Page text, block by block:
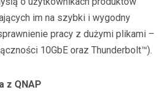
im na szybki i wygodny
pracy z dużymi plikami –
10GbE oraz Thunderbolt™).
z QNAP